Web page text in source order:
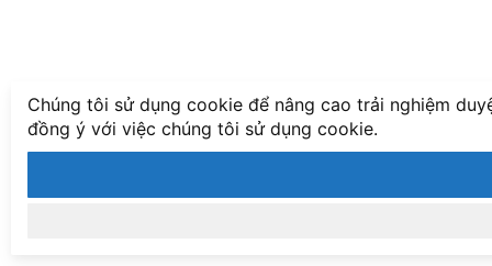
Chúng tôi sử dụng cookie để nâng cao trải nghiệm
đồng ý với việc chúng tôi sử dụng cookie.